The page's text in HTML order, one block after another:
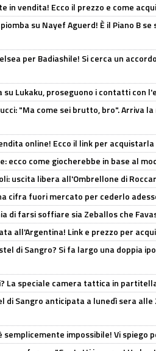
in vendita! Ecco il prezzo e come
su Nayef Aguerd! È il Piano B
per Badiashile! Si cerca un
su Lukaku, proseguono i contatti con
"Ma come sei brutto, bro". Arriva
online! Ecco il link per acquistarla
ecco come giocherebbe in base al
uscita libera all'Ombrellone di
cifra fuori mercato per cederlo
di farsi soffiare sia Zeballos che
all'Argentina! Link e prezzo per
di Sangro? Si fa largo una doppia
La speciale camera tattica in partitella
di Sangro anticipata a lunedì sera alle
semplicemente impossibile! Vi spiego